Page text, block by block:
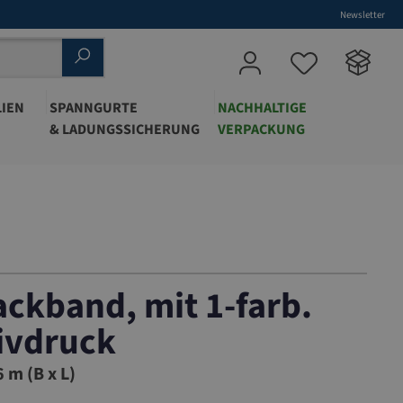
Newsletter
SPANNGURTE
& LADUNGSSICHERUNG
NACHHALTIGE
VERPACKUNG
mit 1-farb.
m (B x L)